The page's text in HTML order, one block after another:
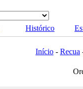
Histórico
Início - Recua